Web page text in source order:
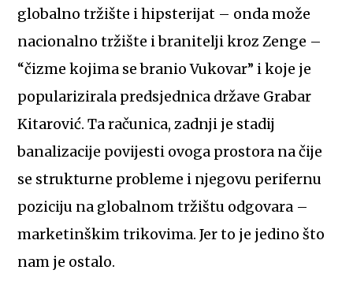
globalno tržište i hipsterijat – onda može
nacionalno tržište i branitelji kroz Zenge –
“čizme kojima se branio Vukovar” i koje je
popularizirala predsjednica države Grabar
Kitarović. Ta računica, zadnji je stadij
banalizacije povijesti ovoga prostora na čije
se strukturne probleme i njegovu perifernu
poziciju na globalnom tržištu odgovara –
marketinškim trikovima. Jer to je jedino što
nam je ostalo.